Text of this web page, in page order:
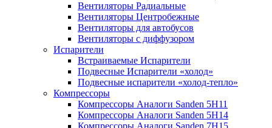
Вентиляторы Радиальные
Вентиляторы Центробежные
Вентиляторы для автобусов
Вентиляторы с диффузором
Испарители
Встраиваемые Испарители
Подвесные Испарители «холод»
Подвесные испарители «холод-тепло»
Компрессоры
Компрессоры Аналоги Sanden 5H11
Компрессоры Аналоги Sanden 5H14
Компрессоры Аналоги Sanden 7H15